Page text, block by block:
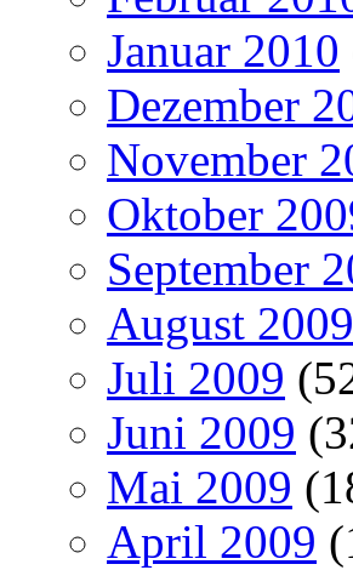
Januar 2010
Dezember
November
Oktober
September
August 2009
Juli 2009
Juni 2009
Mai 2009
April 2009